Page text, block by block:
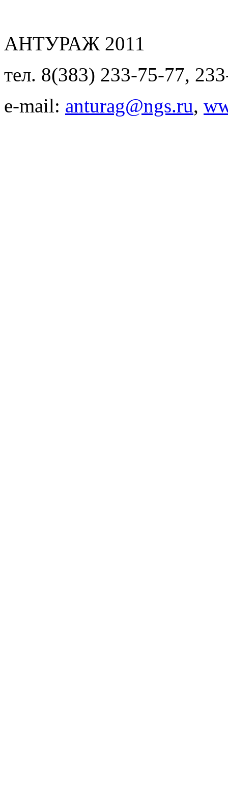
АНТУРАЖ 2011
тел. 8(383) 233-75-77,
e-mail: anturag@ngs.ru,